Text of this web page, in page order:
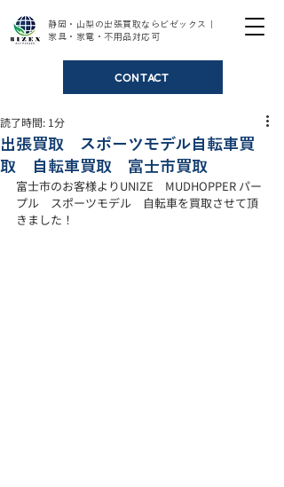
静岡・山梨の出張買取ならビゼックス｜
家具・家電・不用品対応可
CONTACT
出張買取 スポーツモデル自転車買
取 自転車買取 富士市買取
読了時間: 1分
富士市のお客様よりUNIZE　MUDHOPPER パー
プル　スポーツモデル　自転車を買取させて頂
きました！